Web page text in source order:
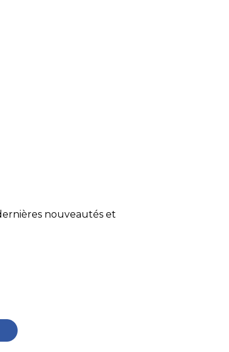
nouveautés et